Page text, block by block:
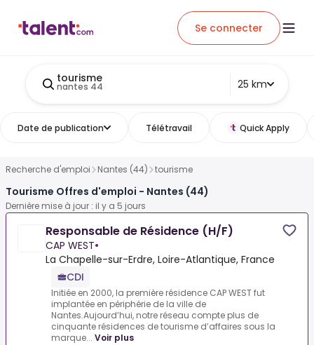
Se connecter
tourisme
nantes 44 25 km
Date de publication Télétravail Quick Apply
Recherche d'emploi Nantes (44) tourisme
Tourisme Offres d'emploi - Nantes (44)
Dernière mise à jour : il y a 5 jours
Responsable de Résidence (H/F)
CAP WEST•
La Chapelle-sur-Erdre, Loire-Atlantique, France
CDI
Initiée en 2000, la première résidence CAP WEST fut
implantée en périphérie de la ville de
Nantes.Aujourd’hui, notre réseau compte plus de
cinquante résidences de tourisme d’affaires sous la
marque... Voir plus